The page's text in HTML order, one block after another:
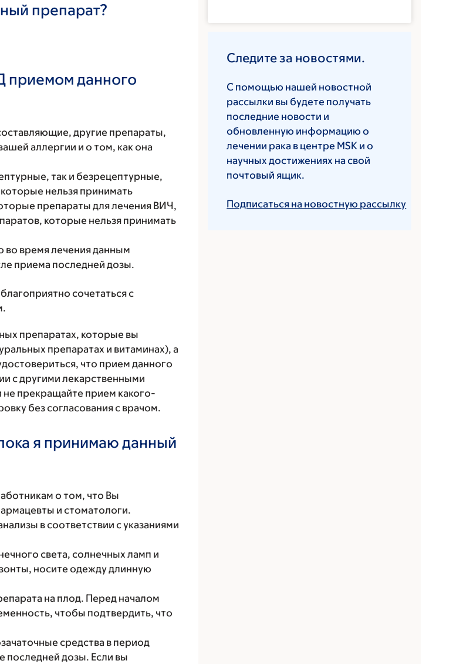
препарат?
приемом данного
другие препараты,
аллергии и о том, как она
так и безрецептурные,
нельзя принимать
препараты для лечения ВИЧ,
которые нельзя принимать
во время лечения данным
приема последней дозы.
сочетаться с
препаратах, которые вы
препаратах и витаминах), а
что прием данного
с другими лекарственными
прекращайте прием какого-
без согласования с врачом.
я принимаю данный
о том, что Вы
и стоматологи.
в соответствии с указаниями
света, солнечных ламп и
носите одежду длинную
на плод. Перед началом
чтобы подтвердить, что
средства в период
последней дозы. Если вы
Следите за новостями.
С помощью нашей новостной
рассылки вы будете получать
последние новости и
обновленную информацию о
лечении рака в центре MSK и о
научных достижениях на свой
почтовый ящик.
Подписаться на новостную рассылку